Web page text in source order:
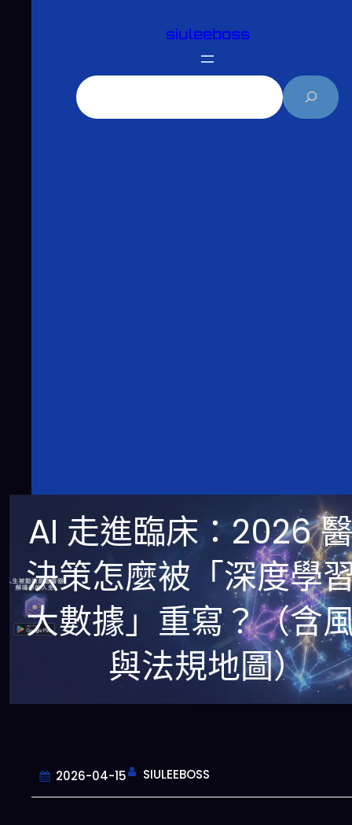
siuleeboss
AI 走進臨床：2026
決策怎麼被「深度學
大數據」重寫？（含
與法規地圖）
2026-04-15 SIULEEBOSS